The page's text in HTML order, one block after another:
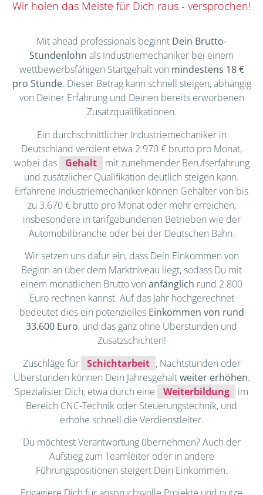
Wir holen das Meiste für Dich raus - versprochen!
Mit ahead professionals beginnt Dein Brutto-
Stundenlohn als Industriemechaniker bei einem
wettbewerbsfähigen Startgehalt von mindestens 18 €
pro Stunde. Dieser Betrag kann schnell steigen, abhängig
von Deiner Erfahrung und Deinen bereits erworbenen
Zusatzqualifikationen.
Ein durchschnittlicher Industriemechaniker in
Deutschland verdient etwa 2.970 € brutto pro Monat,
wobei das
Gehalt
mit zunehmender Berufserfahrung
und zusätzlicher Qualifikation deutlich steigen kann.
Erfahrene Industriemechaniker können Gehälter von bis
zu 3.670 € brutto pro Monat oder mehr erreichen,
insbesondere in tarifgebundenen Betrieben wie der
Automobilbranche oder bei der Deutschen Bahn.
Wir setzen uns dafür ein, dass Dein Einkommen von
Beginn an über dem Marktniveau liegt, sodass Du mit
einem monatlichen Brutto von anfänglich rund 2.800
Euro rechnen kannst. Auf das Jahr hochgerechnet
bedeutet dies ein potenzielles Einkommen von rund
33.600 Euro, und das ganz ohne Überstunden und
Zusatzschichten!
Zuschläge für
Schichtarbeit , Nachtstunden oder
Überstunden können Dein Jahresgehaltweiter erhöhen.
Spezialisier Dich, etwa durch eine
Weiterbildung
im
Bereich CNC-Technik oder Steuerungstechnik, und
erhöhe schnell die Verdienstleiter.
Du möchtest Verantwortung übernehmen? Auch der
Aufstieg zum Teamleiter oder in andere
Führungspositionen steigert Dein Einkommen.